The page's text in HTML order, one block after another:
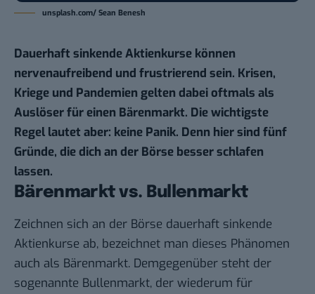
unsplash.com/ Sean Benesh
Dauerhaft sinkende Aktienkurse können
nervenaufreibend und frustrierend sein. Krisen,
Kriege und Pandemien gelten dabei oftmals als
Auslöser für einen Bärenmarkt. Die wichtigste
Regel lautet aber: keine Panik. Denn hier sind fünf
Gründe, die dich an der Börse besser schlafen
lassen.
Bärenmarkt vs. Bullenmarkt
Zeichnen sich an der Börse dauerhaft sinkende
Aktienkurse ab, bezeichnet man dieses Phänomen
auch als Bärenmarkt. Demgegenüber steht der
sogenannte Bullenmarkt, der wiederum für